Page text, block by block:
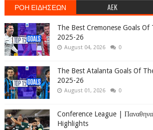
ΡΟΗ ΕΙΔΗΣΕΩΝ AEK
The Best Cremonese Goals
2025-26
August 04, 2026 0
The Best Atalanta Goals Of
2025-26
August 01, 2026 0
Conference League |
Highlights